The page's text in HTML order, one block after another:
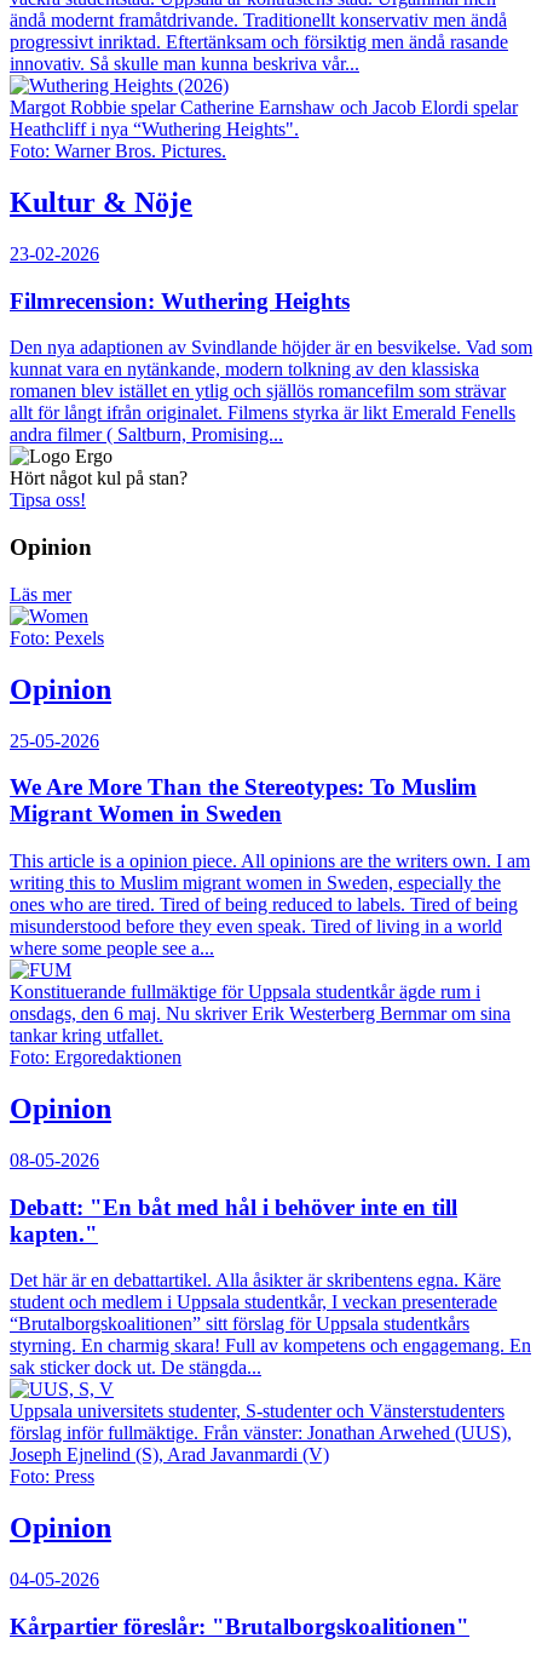
ändå modernt framåtdrivande. Traditionellt konservativ men ändå
progressivt inriktad. Eftertänksam och försiktig men ändå rasande
innovativ. Så skulle man kunna beskriva vår...
Margot Robbie spelar Catherine Earnshaw och Jacob Elordi spelar
Heathcliff i nya “Wuthering Heights".
Foto: Warner Bros. Pictures.
Kultur & Nöje
23-02-2026
Filmrecension: Wuthering Heights
Den nya adaptionen av Svindlande höjder är en besvikelse. Vad som
kunnat vara en nytänkande, modern tolkning av den klassiska
romanen blev istället en ytlig och själlös romancefilm som strävar
allt för långt ifrån originalet. Filmens styrka är likt Emerald Fenells
andra filmer ( Saltburn, Promising...
Hört något kul på stan?
Tipsa oss!
Opinion
Läs mer
Foto: Pexels
Opinion
25-05-2026
We Are More Than the Stereotypes: To Muslim
Migrant Women in Sweden
This article is a opinion piece. All opinions are the writers own. I am
writing this to Muslim migrant women in Sweden, especially the
ones who are tired. Tired of being reduced to labels. Tired of being
misunderstood before they even speak. Tired of living in a world
where some people see a...
Konstituerande fullmäktige för Uppsala studentkår ägde rum i
onsdags, den 6 maj. Nu skriver Erik Westerberg Bernmar om sina
tankar kring utfallet.
Foto: Ergoredaktionen
Opinion
08-05-2026
Debatt: "En båt med hål i behöver inte en till
kapten."
Det här är en debattartikel. Alla åsikter är skribentens egna. Käre
student och medlem i Uppsala studentkår, I veckan presenterade
“Brutalborgskoalitionen” sitt förslag för Uppsala studentkårs
styrning. En charmig skara! Full av kompetens och engagemang. En
sak sticker dock ut. De stängda...
Uppsala universitets studenter, S-studenter och Vänsterstudenters
förslag inför fullmäktige. Från vänster: Jonathan Arwehed (UUS),
Joseph Ejnelind (S), Arad Javanmardi (V)
Foto: Press
Opinion
04-05-2026
Kårpartier föreslår: "Brutalborgskoalitionen"